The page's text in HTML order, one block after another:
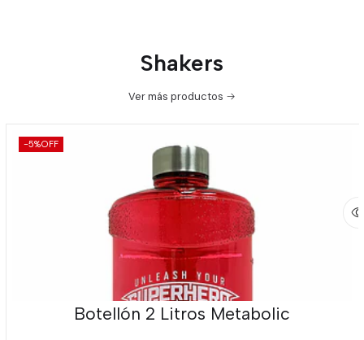
Shakers
Ver más productos
-5%OFF
Botellón 2 Litros Metabolic